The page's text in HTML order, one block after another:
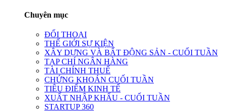
Chuyên mục
ĐỐI THOẠI
THẾ GIỚI SỰ KIỆN
XÂY DỰNG VÀ BẤT ĐỘNG SẢN - CUỐI TUẦN
TẠP CHÍ NGÂN HÀNG
TÀI CHÍNH THUẾ
CHỨNG KHOÁN CUỐI TUẦN
TIÊU ĐIỂM KINH TẾ
XUẤT NHẬP KHẨU - CUỐI TUẦN
STARTUP 360